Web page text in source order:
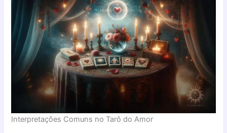
Interpretações Comuns no Tarô do Amor